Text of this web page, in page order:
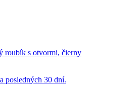
roubík s otvormi, čierny
posledných 30 dní.